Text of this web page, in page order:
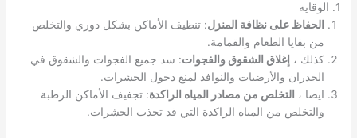
1. الوقاية
الحفاظ على نظافة المنزل: تنظيف الأماكن بشكل دوري والتخلص
من بقايا الطعام والقمامة.
كذلك ، إغلاق الشقوق والفجوات: سد جميع الفجوات والشقوق في
الجدران والأرضيات والنوافذ لمنع دخول الحشرات.
ايضا ، التخلص من مصادر المياه الراكدة: تجفيف الأماكن الرطبة
والتخلص من المياه الراكدة التي قد تجذب الحشرات.